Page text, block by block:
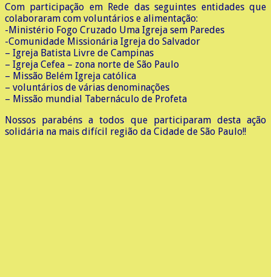
Com participação em Rede das seguintes entidades que
colaboraram com voluntários e alimentação:
-Ministério Fogo Cruzado Uma Igreja sem Paredes
-Comunidade Missionária Igreja do Salvador
– Igreja Batista Livre de Campinas
– Igreja Cefea – zona norte de São Paulo
– Missão Belém Igreja católica
– voluntários de várias denominações
– Missão mundial Tabernáculo de Profeta
Nossos parabéns a todos que participaram desta ação
solidária na mais difícil região da Cidade de São Paulo!!